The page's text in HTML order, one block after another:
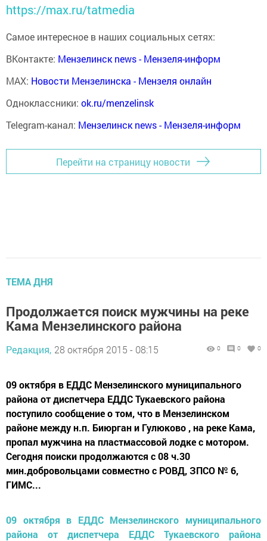
https://max.ru/tatmedia
Самое интересное в наших социальных сетях:
ВКонтакте: Мензелинск news - Мензеля-информ
MAX: Новости Мензелинска - Мензеля онлайн
Одноклассники: ok.ru/menzelinsk
Telegram-канал: Мензелинск news - Мензеля-информ
Перейти на страницу новости
ТЕМА ДНЯ
Продолжается поиск мужчины на реке
Кама Мензелинского района
Редакция, 28 октября 2015 - 08:15 0 0 0
09 октября в ЕДДС Мензелинского муниципального
района от диспетчера ЕДДС Тукаевского района
поступило сообщение о том, что в Мензелинском
районе между н.п. Биюрган и Гулюково , на реке Кама,
пропал мужчина на пластмассовой лодке с мотором.
Сегодня поиски продолжаются с 08 ч.30
мин.добровольцами совместно с РОВД, ЗПСО № 6,
ГИМС...
09 октября в ЕДДС Мензелинского муниципального
района от диспетчера ЕДДС Тукаевского района